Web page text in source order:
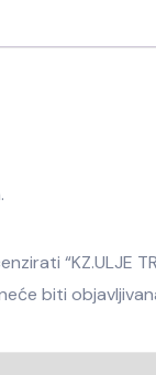
“KZ.ULJE
biti